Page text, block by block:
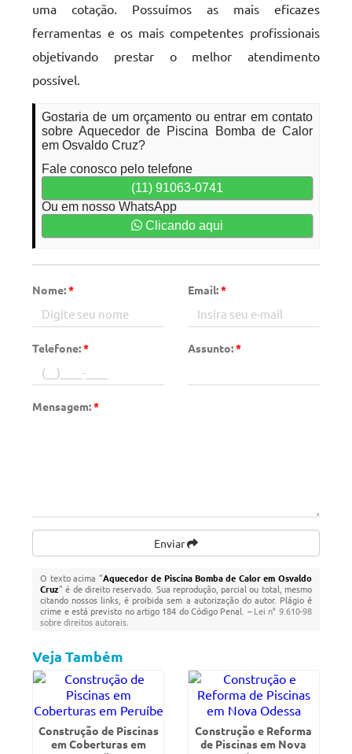
uma cotação. Possuímos as mais eficazes
ferramentas e os mais competentes profissionais
objetivando prestar o melhor atendimento
possível.
Gostaria de um orçamento ou entrar em contato
sobre Aquecedor de Piscina Bomba de Calor
em Osvaldo Cruz?
Fale conosco pelo telefone
(11) 91063-0741
Ou em nosso WhatsApp
Clicando aqui
Nome:* Email:*
Telefone:* Assunto:*
Mensagem:*
Enviar
O texto acima "Aquecedor de Piscina Bomba de Calor em Osvaldo
Cruz" é de direito reservado. Sua reprodução, parcial ou total, mesmo
citando nossos links, é proibida sem a autorização do autor. Plágio é
crime e está previsto no artigo 184 do Código Penal. –Lei n° 9.610-98
sobre direitos autorais
Veja Também
Construção de Piscinas
em Coberturas em
Construção e Reforma
de Piscinas em Nova